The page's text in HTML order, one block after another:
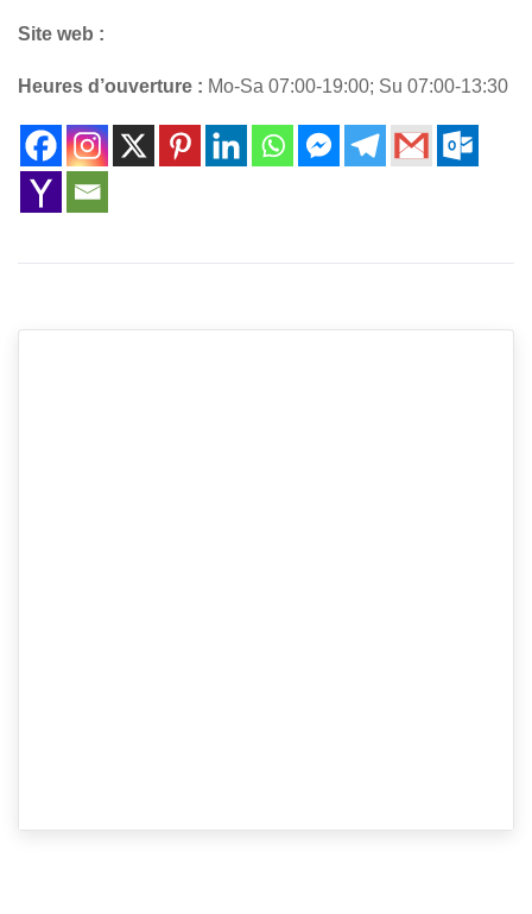
Site web :
Heures d’ouverture : Mo-Sa 07:00-19:00; Su 07:00-13:30